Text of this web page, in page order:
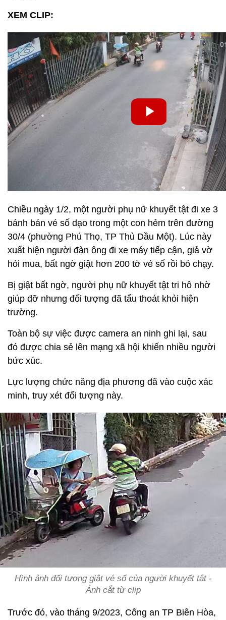
XEM CLIP:
Chiều ngày 1/2, một người phụ nữ khuyết tật đi xe 3
bánh bán vé số dạo trong một con hẻm trên đường
30/4 (phường Phú Thọ, TP Thủ Dầu Một). Lúc này
xuất hiện người đàn ông đi xe máy tiếp cận, giả vờ
hỏi mua, bất ngờ giật hơn 200 tờ vé số rồi bỏ chạy.
Bị giật bất ngờ, người phụ nữ khuyết tật tri hô nhờ
giúp đỡ nhưng đối tượng đã tẩu thoát khỏi hiện
trường.
Toàn bộ sự việc được camera an ninh ghi lại, sau
đó được chia sẻ lên mạng xã hội khiến nhiều người
bức xúc.
Lực lượng chức năng địa phương đã vào cuộc xác
minh, truy xét đối tượng này.
Hình ảnh đối tượng giật vé số của người khuyết tật -
Ảnh cắt từ clip
Trước đó, vào tháng 9/2023, Công an TP Biên Hòa,